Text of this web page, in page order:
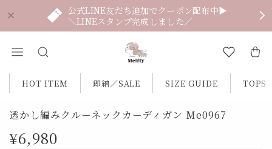
公式LINE友だち追加でクーポン配布中▶
＼LINEスタンプ完成しました／
HOT ITEM 即納／SALE SIZE GUIDE TOPS
透かし編みクルーネックカーディガン Me0967
¥6,980